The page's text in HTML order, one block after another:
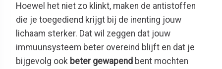
Hoewel het niet zo klinkt, maken de antistoffen
die je toegediend krijgt bij de inenting jouw
lichaam sterker. Dat wil zeggen dat jouw
immuunsysteem beter overeind blijft en dat je
bijgevolg ook beter gewapend bent mochten